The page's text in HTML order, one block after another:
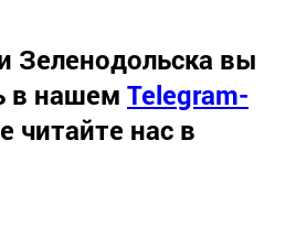
Зеленодольска вы
в нашем Telegram-
читайте нас в